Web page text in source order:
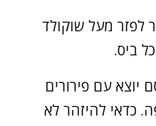
לפזר מעל שוקולד
ביס.
שקיסם יוצא עם פירורים
כדאי להיזהר לא